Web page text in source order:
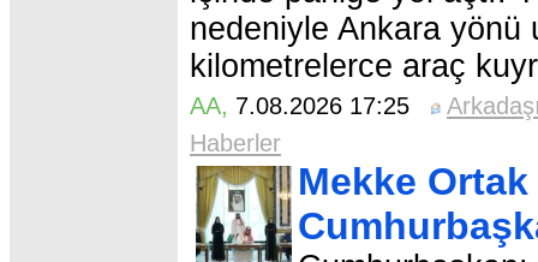
nedeniyle Ankara yönü
kilometrelerce araç
AA, 7.08.2026 17:25
Haberler
Mekke